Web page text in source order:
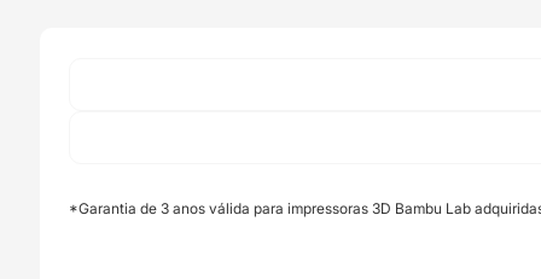
*Garantia de 3 anos válida para impressoras 3D Bambu Lab